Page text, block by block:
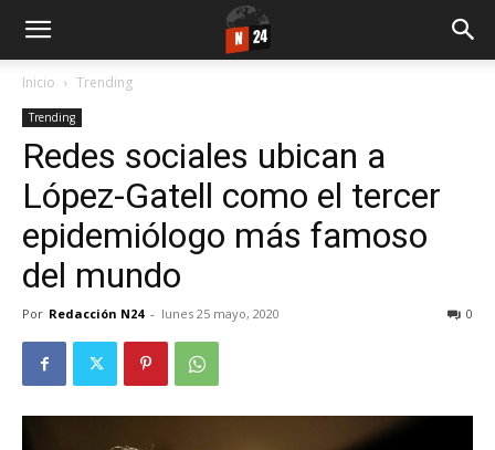
Inicio Trending
Trending
Redes sociales ubican a
López-Gatell como el tercer
epidemiólogo más famoso
del mundo
Por Redacción N24 - lunes 25 mayo, 2020 0